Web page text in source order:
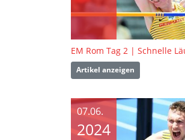
EM Rom Tag 2 | Schnelle
Artikel anzeigen
07.06.
2024